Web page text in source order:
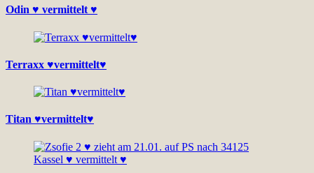
Odin ♥ vermittelt ♥
Terraxx ♥vermittelt♥
Titan ♥vermittelt♥